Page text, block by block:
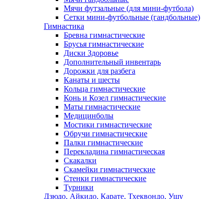
Мячи футзальные (для мини-футбола)
Сетки мини-футбольные (гандбольные)
Гимнастика
Бревна гимнастические
Брусья гимнастические
Диски Здоровье
Дополнительный инвентарь
Дорожки для разбега
Канаты и шесты
Кольца гимнастические
Конь и Козел гимнастические
Маты гимнастические
Медицинболы
Мостики гимнастические
Обручи гимнастические
Палки гимнастические
Перекладина гимнастическая
Скакалки
Скамейки гимнастические
Стенки гимнастические
Турники
Дзюдо, Айкидо, Карате, Тхеквондо, Ушу